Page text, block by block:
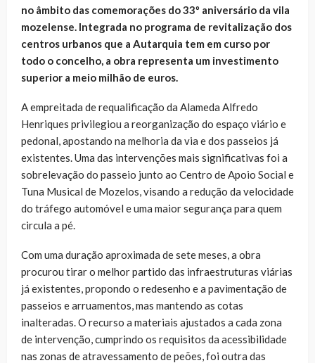
no âmbito das comemorações do 33º aniversário da vila
mozelense. Integrada no programa de revitalização dos
centros urbanos que a Autarquia tem em curso por
todo o concelho, a obra representa um investimento
superior a meio milhão de euros.
A empreitada de requalificação da Alameda Alfredo
Henriques privilegiou a reorganização do espaço viário e
pedonal, apostando na melhoria da via e dos passeios já
existentes. Uma das intervenções mais significativas foi a
sobrelevação do passeio junto ao Centro de Apoio Social e
Tuna Musical de Mozelos, visando a redução da velocidade
do tráfego automóvel e uma maior segurança para quem
circula a pé.
Com uma duração aproximada de sete meses, a obra
procurou tirar o melhor partido das infraestruturas viárias
já existentes, propondo o redesenho e a pavimentação de
passeios e arruamentos, mas mantendo as cotas
inalteradas. O recurso a materiais ajustados a cada zona
de intervenção, cumprindo os requisitos da acessibilidade
nas zonas de atravessamento de peões, foi outra das